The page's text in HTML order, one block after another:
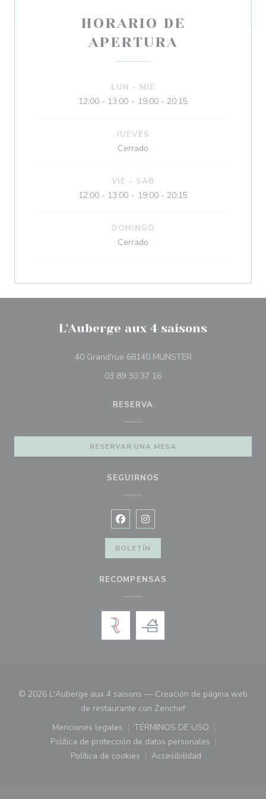
HORARIO DE
APERTURA
LUN - MIE
12:00 - 13:00 • 19:00 - 20:15
JUEVES
Cerrado
VIE - SAB
12:00 - 13:00 • 19:00 - 20:15
DOMINGO
Cerrado
L'Auberge aux 4 saisons
40 Grand'rue 68140 MUNSTER((abre en una
03 89 30 37 16
RESERVA
RESERVAR UNA MESA
SEGUIRNOS
Facebook ((abre en una nueva
Instagram ((abre en una
BOLETÍN
RECOMPENSAS
© 2026 L'Auberge aux 4 saisons — Creación de página web
de restaurante con Zenchef((abre en una nueva
Menciones legales
((abre en una nueva ventana))
TÉRMINOS DE USO
((abre en una nueva
Política de protección de datos personales
((abre en una nueva ventana))
Política de cookies
((abre en una nueva ventana))
Accesibilidad
((abre en una nueva